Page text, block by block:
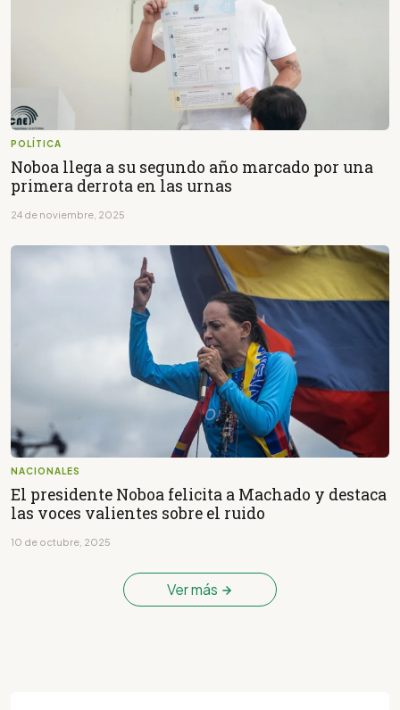
POLÍTICA
Noboa llega a su segundo año marcado por una
primera derrota en las urnas
24 de noviembre, 2025
NACIONALES
El presidente Noboa felicita a Machado y destaca
las voces valientes sobre el ruido
10 de octubre, 2025
Ver más